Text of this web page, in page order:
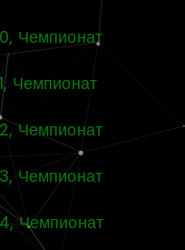
Чемпионат
Чемпионат
Чемпионат
Чемпионат
Чемпионат